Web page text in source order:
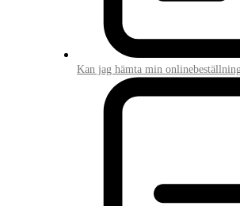
Kan jag hämta min